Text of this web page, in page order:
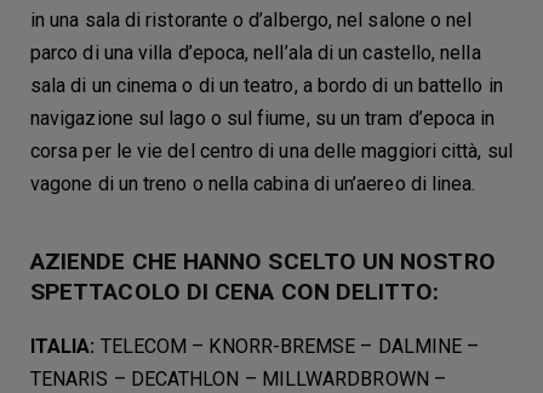
in una sala di ristorante o d’albergo, nel salone o nel
parco di una villa d’epoca, nell’ala di un castello, nella
sala di un cinema o di un teatro, a bordo di un battello in
navigazione sul lago o sul fiume, su un tram d’epoca in
corsa per le vie del centro di una delle maggiori città, sul
vagone di un treno o nella cabina di un’aereo di linea.
AZIENDE CHE HANNO SCELTO UN NOSTRO
SPETTACOLO DI CENA CON DELITTO:
ITALIA: TELECOM – KNORR-BREMSE – DALMINE –
TENARIS – DECATHLON – MILLWARDBROWN –